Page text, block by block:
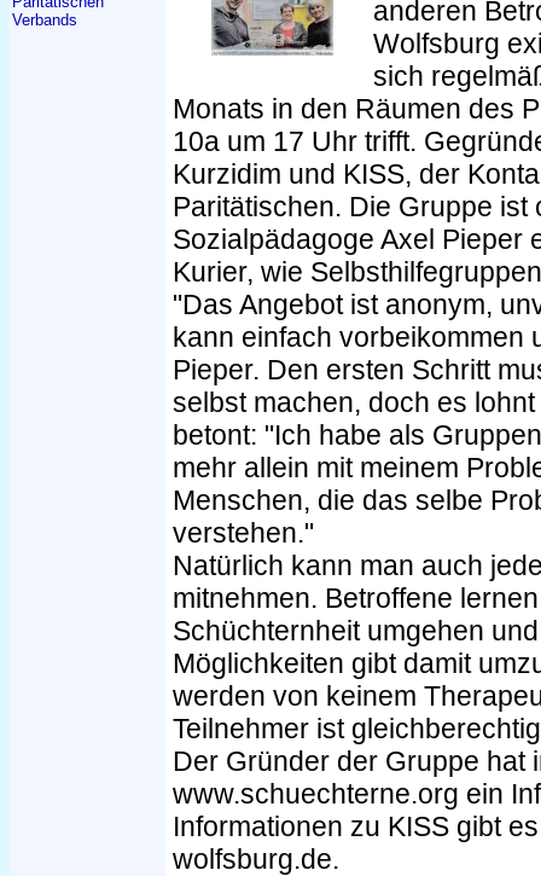
Verbands
anderen
Wolfsburg
sich
Monats in den Räumen des
10a um 17 Uhr trifft.
Kurzidim und KISS, der
Paritätischen. Die Gruppe ist
Sozialpädagoge Axel Pieper
Kurier, wie
"Das Angebot ist anonym,
kann einfach vorbeikommen
Pieper. Den ersten Schritt
selbst machen, doch es
betont: "Ich habe als
mehr allein mit meinem
Menschen, die das selbe
verstehen."
Natürlich kann man auch
mitnehmen. Betroffene
Schüchternheit umgehen
Möglichkeiten gibt damit
werden von keinem
Teilnehmer ist
Der Gründer der Gruppe hat
www.schuechterne.org ein
Informationen zu KISS gibt
wolfsburg.de.